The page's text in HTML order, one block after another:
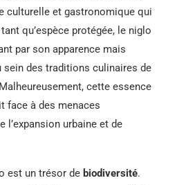
culturelle et gastronomique qui
qu’espèce protégée, le niglo
par son apparence mais
sein des traditions culinaires de
cette essence
face à des menaces
l’expansion urbaine et de
est un trésor de biodiversité.